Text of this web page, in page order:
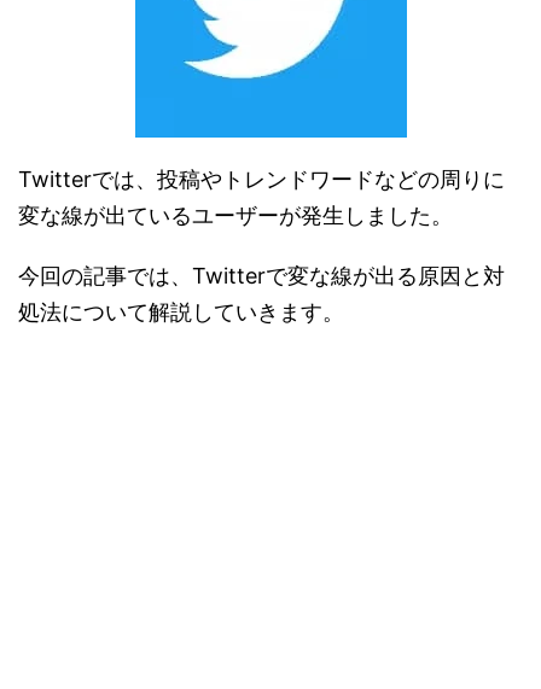
Twitterでは、投稿やトレンドワードなどの周りに
変な線が出ているユーザーが発生しました。
今回の記事では、Twitterで変な線が出る原因と対
処法について解説していきます。